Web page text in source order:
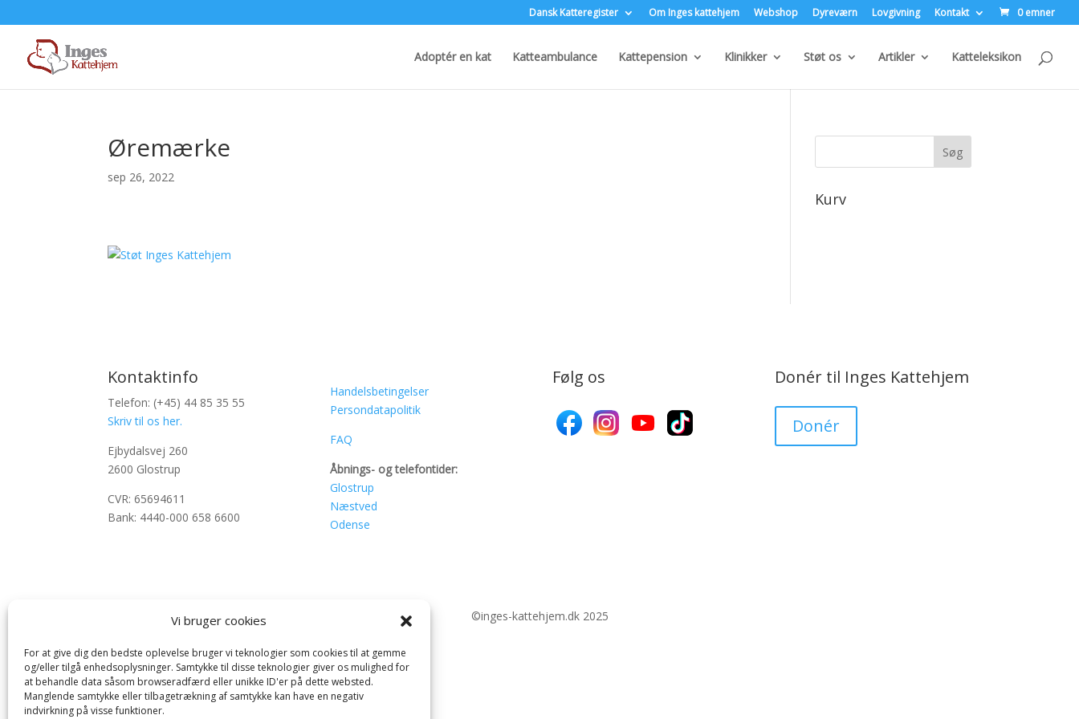
Vi bruger cookies
For at give dig den bedste oplevelse bruger vi teknologier som cookies til at gemme
og/eller tilgå enhedsoplysninger. Samtykke til disse teknologier giver os mulighed for
at behandle data såsom browseradfærd eller unikke ID'er på dette websted.
Manglende samtykke eller tilbagetrækning af samtykke kan have en negativ
indvirkning på visse funktioner.
Dansk Katteregister Om Inges kattehjem Webshop Dyreværn Lovgivning Kontakt 0 emner
Adoptér en kat Katteambulance Kattepension Klinikker Støt os Artikler Katteleksikon
Øremærke
sep 26, 2022
Kurv
Kontaktinfo
Telefon: (+45) 44 85 35 55
Skriv til os her.
Ejbydalsvej 260
2600 Glostrup
CVR: 65694611
Bank: 4440-000 658 6600
Handelsbetingelser
Persondatapolitik
FAQ
Åbnings- og telefontider:
Glostrup
Næstved
Odense
Følg os Donér til Inges Kattehjem
Donér
©inges-kattehjem.dk 2025